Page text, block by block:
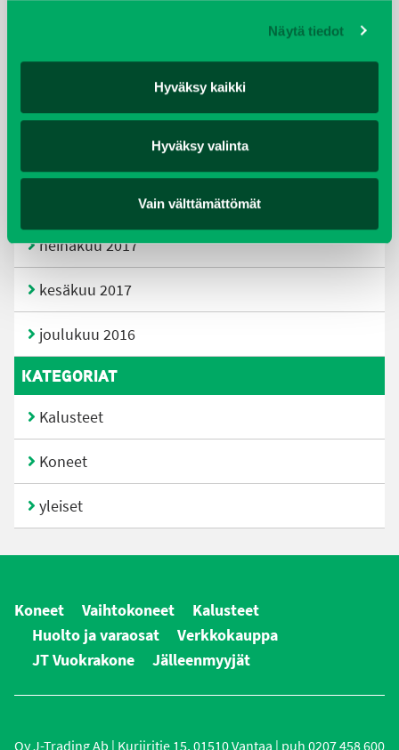
Näytä tiedot
Hyväksy kaikki
Hyväksy valinta
Vain välttämättömät
helmikuu 2019
elokuu 2018
heinäkuu 2017
kesäkuu 2017
joulukuu 2016
KATEGORIAT
Kalusteet
Koneet
yleiset
Koneet Vaihtokoneet
Kalusteet
Huolto ja varaosat
Verkkokauppa
JT Vuokrakone
Jälleenmyyjät
Oy J-Trading Ab | Kuriiritie 15, 01510 Vantaa | puh 0207 458 600